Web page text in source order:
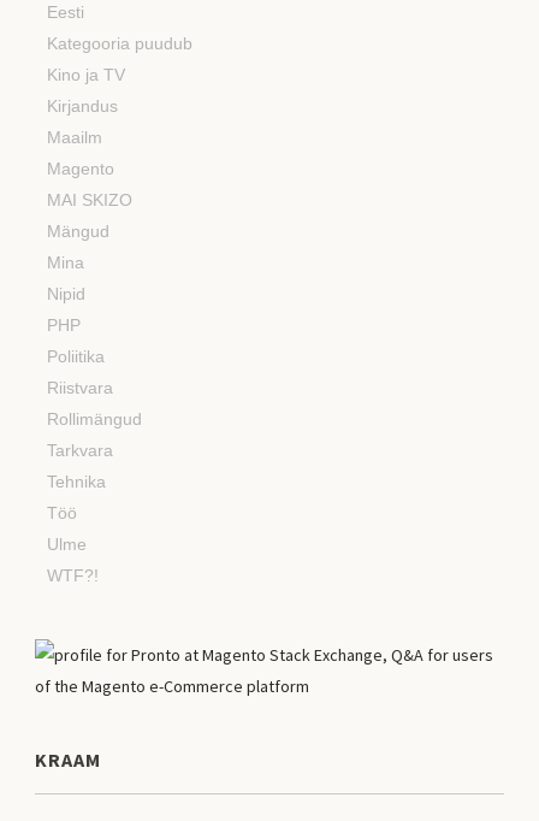
Eesti
Kategooria puudub
Kino ja TV
Kirjandus
Maailm
Magento
MAI SKIZO
Mängud
Mina
Nipid
PHP
Poliitika
Riistvara
Rollimängud
Tarkvara
Tehnika
Töö
Ulme
WTF?!
KRAAM